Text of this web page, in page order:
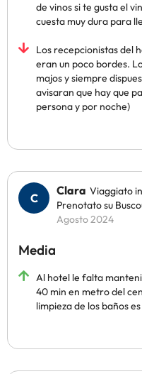
de vinos si te gusta el
cuesta muy dura para
Los recepcionistas del
eran un poco bordes.
majos y siempre
avisaran que hay que
persona y por noche)
Clara Viaggiato
Prenotato su
Agosto 2024
Media
Al hotel le falta
40 min en metro del
limpieza de los baños